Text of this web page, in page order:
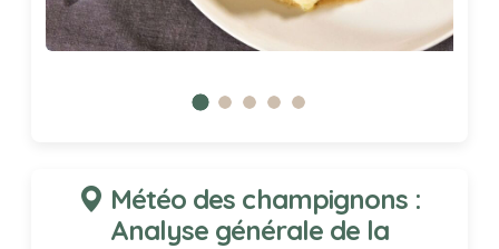
Météo des champignons :
Analyse générale de la